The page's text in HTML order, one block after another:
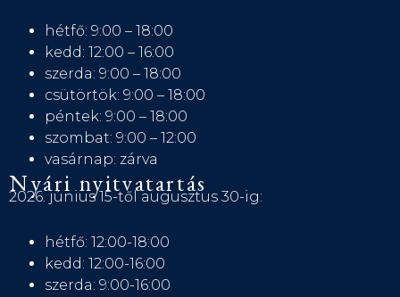
hétfő: 9:00 – 18:00
kedd: 12:00 – 16:00
szerda: 9:00 – 18:00
csütörtök: 9:00 – 18:00
péntek: 9:00 – 18:00
szombat: 9:00 – 12:00
vasárnap: zárva
Nyári nyitvatartás
2026. június 15-től augusztus 30-ig:
hétfő: 12:00-18:00
kedd: 12:00-16:00
szerda: 9:00-16:00